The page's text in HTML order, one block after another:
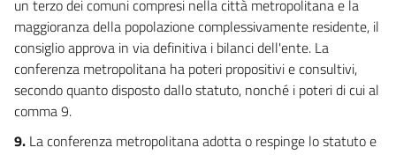
un terzo dei comuni compresi nella città metropolitana e la
maggioranza della popolazione complessivamente residente, il
consiglio approva in via definitiva i bilanci dell'ente. La
conferenza metropolitana ha poteri propositivi e consultivi,
secondo quanto disposto dallo statuto, nonché i poteri di cui al
comma 9.
9. La conferenza metropolitana adotta o respinge lo statuto e